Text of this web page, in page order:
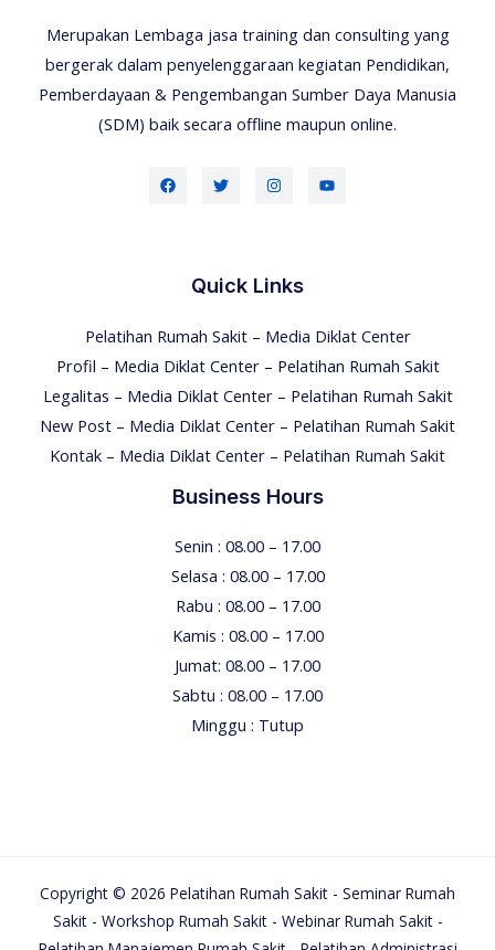
Merupakan Lembaga jasa training dan consulting yang
bergerak dalam penyelenggaraan kegiatan Pendidikan,
Pemberdayaan & Pengembangan Sumber Daya Manusia
(SDM) baik secara offline maupun online.
Quick Links
Pelatihan Rumah Sakit – Media Diklat Center
Profil – Media Diklat Center – Pelatihan Rumah Sakit
Legalitas – Media Diklat Center – Pelatihan Rumah Sakit
New Post – Media Diklat Center – Pelatihan Rumah Sakit
Kontak – Media Diklat Center – Pelatihan Rumah Sakit
Business Hours
Senin : 08.00 – 17.00
Selasa : 08.00 – 17.00
Rabu : 08.00 – 17.00
Kamis : 08.00 – 17.00
Jumat: 08.00 – 17.00
Sabtu : 08.00 – 17.00
Minggu : Tutup
Copyright © 2026 Pelatihan Rumah Sakit - Seminar Rumah
Sakit - Workshop Rumah Sakit - Webinar Rumah Sakit -